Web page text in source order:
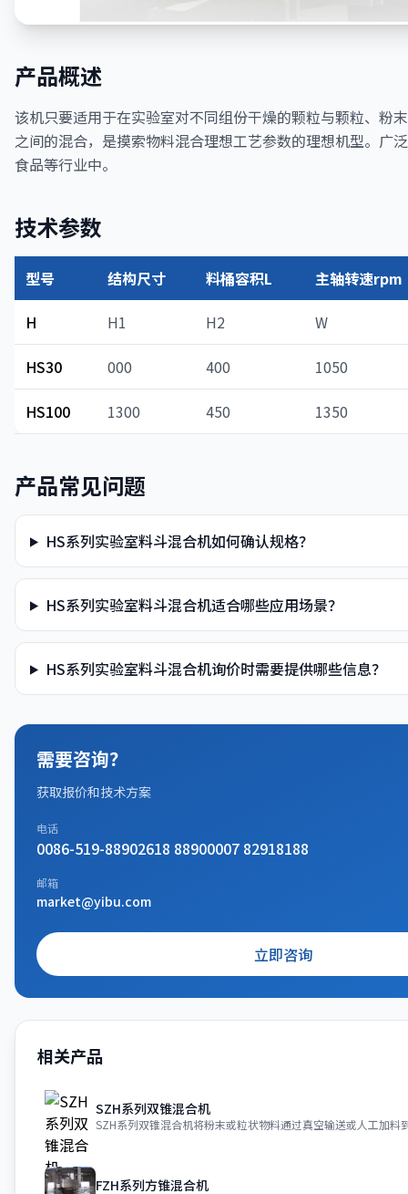
产品概述
该机只要适用于在实验室对不同组份干燥的颗粒与颗粒、粉
之间的混合，是摸索物料混合理想工艺参数的理想机型。广
食品等行业中。
技术参数
型号 结构尺寸 料桶容积L
主轴转速rpm
H
H1 H2 W
HS30 000 400 1050
HS100 1300 450 1350
产品常见问题
HS系列实验室料斗混合机如何确认规格？
HS系列实验室料斗混合机适合哪些应用场景？
HS系列实验室料斗混合机询价时需要提供哪些信息？
需要咨询？
获取报价和技术方案
电话
0086-519-88902618 88900007 82918188
邮箱
market@yibu.com
立即咨询
相关产品
SZH系列双锥混合机
SZH系列双锥混合机将粉末或粒状物料通过真空输送或人工加料
FZH系列方锥混合机